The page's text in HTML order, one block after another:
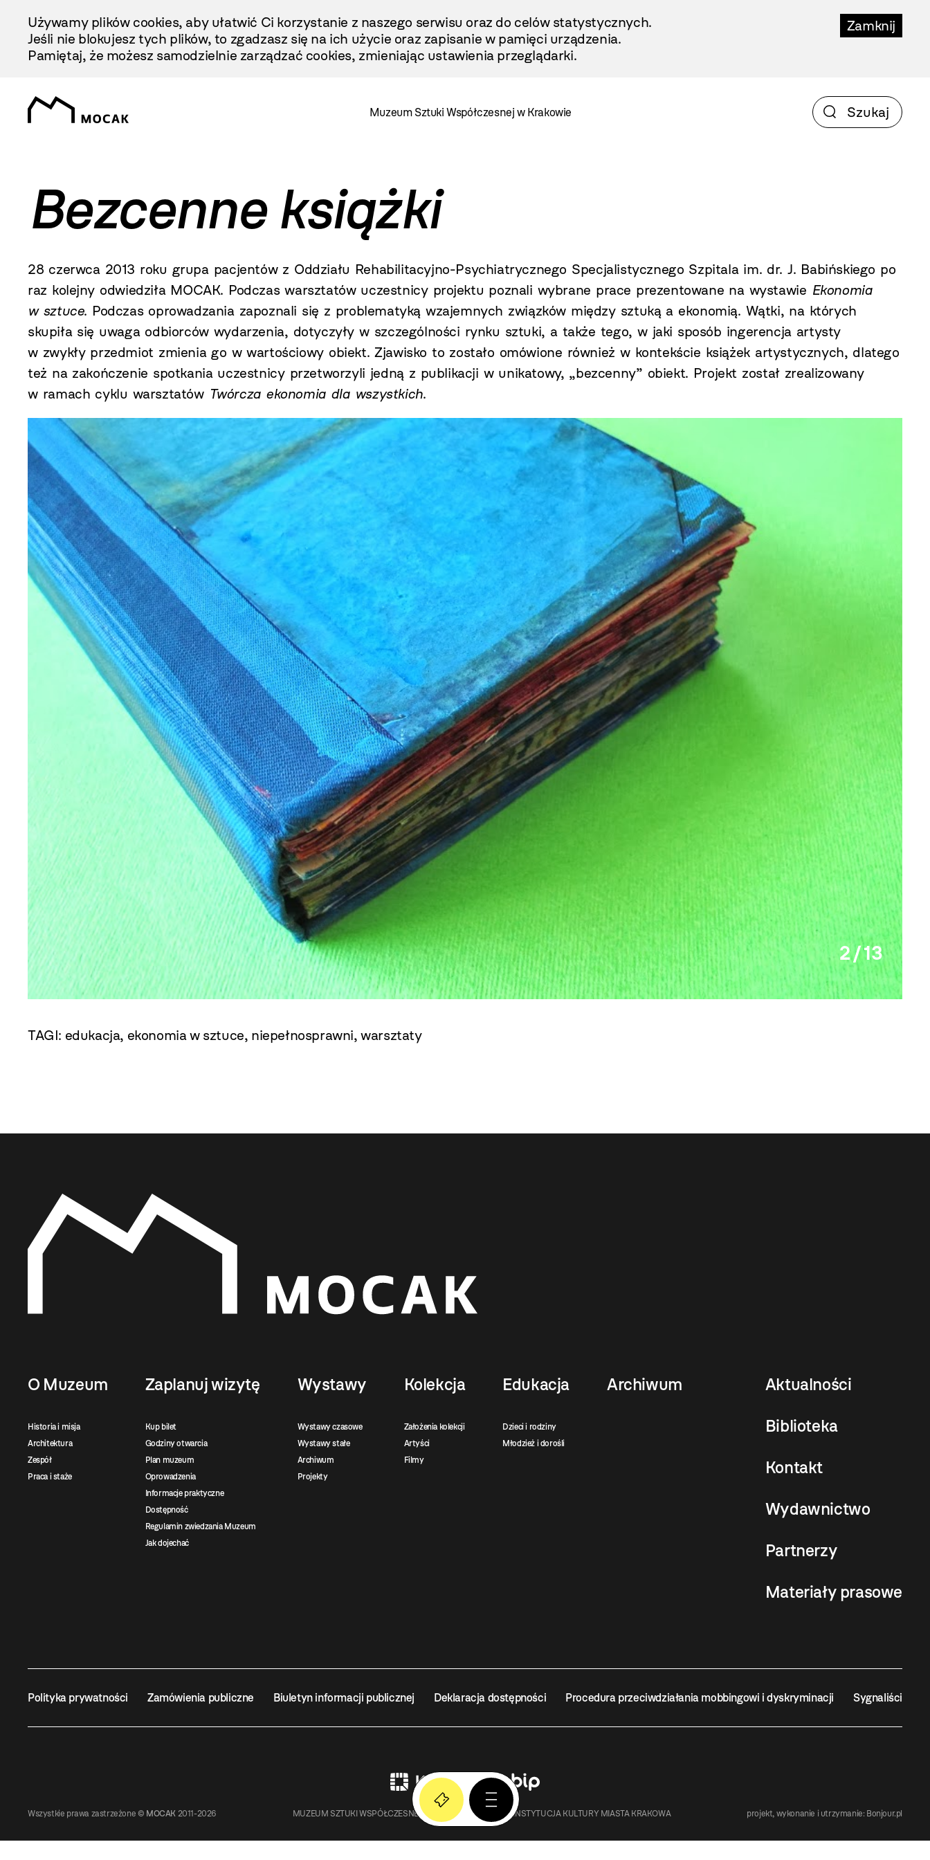
Treści
Zamknij
Używamy plików cookies, aby ułatwić Ci korzystanie z naszego serwisu oraz do celów statystycznych.
Jeśli nie blokujesz tych plików, to zgadzasz się na ich użycie oraz zapisanie w pamięci urządzenia.
Pamiętaj, że możesz samodzielnie zarządzać cookies, zmieniając ustawienia przeglądarki.
Muzeum Sztuki Współczesnej w Krakowie
Bezcenne książki
28 czerwca 2013 roku grupa pacjentów z Oddziału Rehabilitacyjno-Psychiatrycznego Specjalistycznego Szpitala im. dr. J. Babińskiego po
raz kolejny odwiedziła MOCAK. Podczas warsztatów uczestnicy projektu poznali wybrane prace prezentowane na wystawie Ekonomia
w sztuce. Podczas oprowadzania zapoznali się z problematyką wzajemnych związków między sztuką a ekonomią. Wątki, na których
skupiła się uwaga odbiorców wydarzenia, dotyczyły w szczególności rynku sztuki, a także tego, w jaki sposób ingerencja artysty
w zwykły przedmiot zmienia go w wartościowy obiekt. Zjawisko to zostało omówione również w kontekście książek artystycznych, dlatego
też na zakończenie spotkania uczestnicy przetworzyli jedną z publikacji w unikatowy, „bezcenny” obiekt. Projekt został zrealizowany
w ramach cyklu warsztatów Twórcza ekonomia dla wszystkich.
2 / 13
TAGI: edukacja, ekonomia w sztuce, niepełnosprawni,warsztaty
O Muzeum
Historia i misja
Architektura
Zespół
Praca i staże
Zaplanuj wizytę
Kup bilet
Godziny otwarcia
Plan muzeum
Oprowadzenia
Informacje praktyczne
Dostępność
Regulamin zwiedzania Muzeum
Jak dojechać
Wystawy
Wystawy czasowe
Wystawy stałe
Archiwum
Projekty
Kolekcja
Założenia kolekcji
Artyści
Filmy
Edukacja
Dzieci i rodziny
Młodzież i dorośli
Archiwum Aktualności
Biblioteka
Kontakt
Wydawnictwo
Partnerzy
Materiały prasowe
Polityka prywatności Zamówienia publiczne Biuletyn informacji publicznej Deklaracja dostępności Procedura przeciwdziałania mobbingowi i dyskryminacji Sygnaliści
Wszystkie prawa zastrzeżone © MOCAK 2011-2026 MUZEUM SZTUKI WSPÓŁCZESNEJ W KRAKOWIE MOCAK – INSTYTUCJA KULTURY MIASTA KRAKOWA projekt, wykonanie i utrzymanie: Bonjour.pl